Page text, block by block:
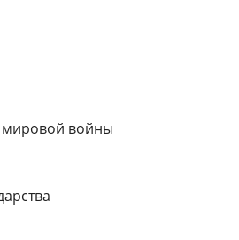
мировой войны